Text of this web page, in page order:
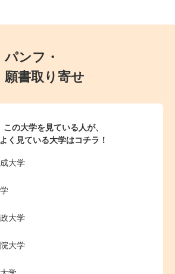
パンフ・
願書取り寄せ
この大学を見ている人が、
よく見ている大学はコチラ！
大学
大学
大学